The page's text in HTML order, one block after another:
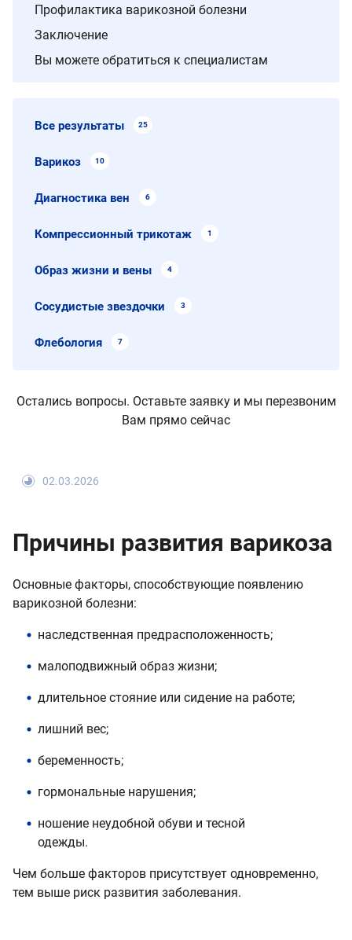
02.03.2026
Причины развития варикоза
Основные факторы, способствующие появлению
варикозной болезни:
наследственная предрасположенность;
малоподвижный образ жизни;
длительное стояние или сидение на работе;
лишний вес;
беременность;
гормональные нарушения;
ношение неудобной обуви и тесной
одежды.
Чем больше факторов присутствует одновременно,
тем выше риск развития заболевания.
Профилактика варикозной болезни
Заключение
Вы можете обратиться к специалистам
Все результаты 25
Варикоз 10
Диагностика вен 6
Компрессионный трикотаж 1
Образ жизни и вены 4
Сосудистые звездочки 3
Флебология 7
Остались вопросы. Оставьте заявку и мы перезвоним
Вам прямо сейчас